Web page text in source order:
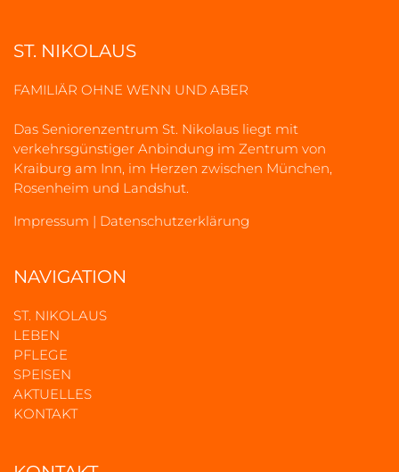
ST. NIKOLAUS
FAMILIÄR OHNE WENN UND ABER
Das Seniorenzentrum St. Nikolaus liegt mit
verkehrsgünstiger Anbindung im Zentrum von
Kraiburg am Inn, im Herzen zwischen München,
Rosenheim und Landshut.
Impressum | Datenschutzerklärung
NAVIGATION
ST. NIKOLAUS
LEBEN
PFLEGE
SPEISEN
AKTUELLES
KONTAKT